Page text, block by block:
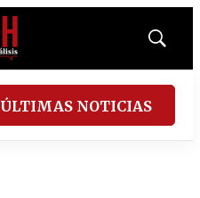
Mostrar
ÚLTIMAS NOTICIAS